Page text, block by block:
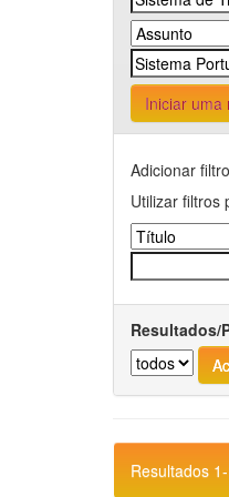
Iniciar uma
Adicionar
Utilizar filtros
Resultados/
Resultados